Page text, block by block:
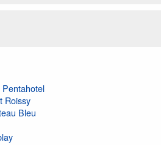
Roissy
Bleu